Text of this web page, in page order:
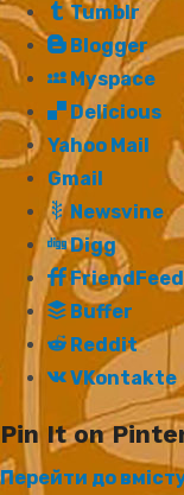
Tumblr
Blogger
Myspace
Delicious
Yahoo Mail
Gmail
Newsvine
Digg
FriendFeed
Buffer
Reddit
VKontakte
Pin It on
Перейти до